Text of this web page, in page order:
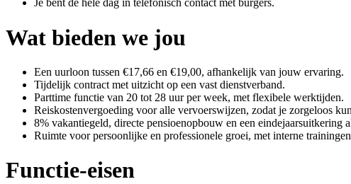
Je bent de hele dag in telefonisch contact met burgers.
Wat bieden we jou
Een uurloon tussen €17,66 en €19,00, afhankelijk van jouw ervaring.
Tijdelijk contract met uitzicht op een vast dienstverband.
Parttime functie van 20 tot 28 uur per week, met flexibele werktijden.
Reiskostenvergoeding voor alle vervoerswijzen, zodat je zorgeloos
8% vakantiegeld, directe pensioenopbouw en een eindejaarsuitkering
Ruimte voor persoonlijke en professionele groei, met interne
Functie-eisen